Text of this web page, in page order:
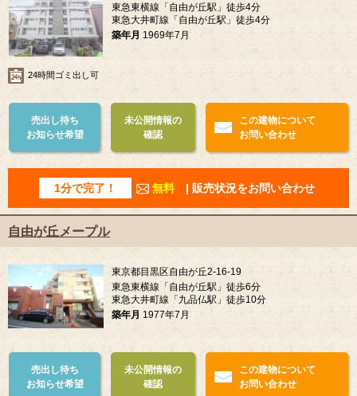
東急東横線「自由が丘駅」徒歩4分
東急大井町線「自由が丘駅」徒歩4分
築年月 1969年7月
24時間ゴミ出し可
売出し待ち
お知らせ希望
未公開情報の
確認
この建物について
お問い合わせ
1分で完了！ 無料 | 販売状況をお問い合わせ
自由が丘メープル
東京都目黒区自由が丘2-16-19
東急東横線「自由が丘駅」徒歩6分
東急大井町線「九品仏駅」徒歩10分
築年月 1977年7月
売出し待ち
お知らせ希望
未公開情報の
確認
この建物について
お問い合わせ